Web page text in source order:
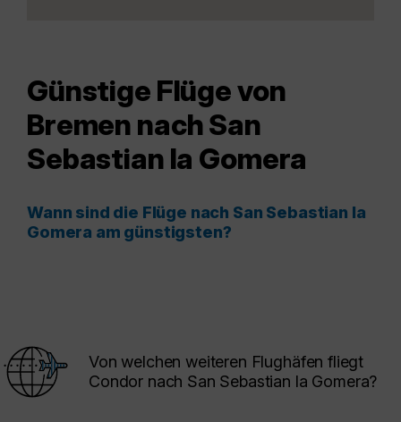
Günstige Flüge von
Bremen nach San
Sebastian la Gomera
Wann sind die Flüge nach San Sebastian la
Gomera am günstigsten?
Von welchen weiteren Flughäfen fliegt
Condor nach San Sebastian la Gomera?